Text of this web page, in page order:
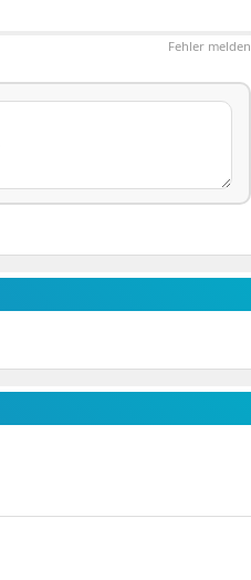
Fehler melden